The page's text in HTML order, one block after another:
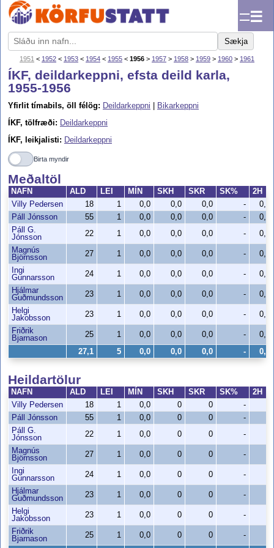
☰
Sækja
1951 < 1952 < 1953 < 1954 < 1955 < 1956 > 1957 > 1958 > 1959 > 1960 > 1961
ÍKF, deildarkeppni, efsta deild karla,
1955-1956
Yfirlit tímabils, öll félög: Deildarkeppni
Bikarkeppni
ÍKF, tölfræði: Deildarkeppni
ÍKF, leikjalisti: Deildarkeppni
Birta myndir
Heildartölur
NAFN ALD LEI MÍN SKH SKR SK%
2H
Villy Pedersen
18 1 0,0 0 0 -
Páll Jónsson
55 1 0,0 0 0 -
Páll G.
Jónsson
22 1 0,0 0 0 -
Magnús
Björnsson
27 1 0,0 0 0 -
Ingi
Gunnarsson
24 1 0,0 0 0 -
Hjálmar
Guðmundsson
23 1 0,0 0 0 -
Helgi
Jakobsson
23 1 0,0 0 0 -
Friðrik
Bjarnason
25 1 0,0 0 0 -
Meðaltöl
NAFN ALD LEI MÍN SKH SKR SK%
2H
Villy Pedersen
18 1 0,0 0,0 0,0 -
0,0
Páll Jónsson
55 1 0,0 0,0 0,0 -
0,0
Páll G.
Jónsson
22 1 0,0 0,0 0,0 -
0,0
Magnús
Björnsson
27 1 0,0 0,0 0,0 -
0,0
Ingi
Gunnarsson
24 1 0,0 0,0 0,0 -
0,0
Hjálmar
Guðmundsson
23 1 0,0 0,0 0,0 -
0,0
Helgi
Jakobsson
23 1 0,0 0,0 0,0 -
0,0
Friðrik
Bjarnason
25 1 0,0 0,0 0,0 - 0,0
27,1 5 0,0 0,0 0,0 - 0,0